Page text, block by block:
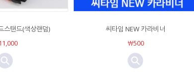
스탠드(색상랜덤)
씨타임 NEW 카라비너
￦500